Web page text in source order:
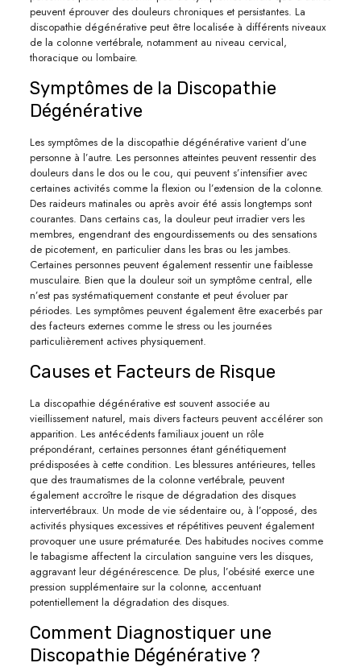
peuvent éprouver des douleurs chroniques et persistantes. La
discopathie dégénérative peut être localisée à différents niveaux
de la colonne vertébrale, notamment au niveau cervical,
thoracique ou lombaire.
Symptômes de la Discopathie
Dégénérative
Les symptômes de la discopathie dégénérative varient d’une
personne à l’autre. Les personnes atteintes peuvent ressentir des
douleurs dans le dos ou le cou, qui peuvent s’intensifier avec
certaines activités comme la flexion ou l’extension de la colonne.
Des raideurs matinales ou après avoir été assis longtemps sont
courantes. Dans certains cas, la douleur peut irradier vers les
membres, engendrant des engourdissements ou des sensations
de picotement, en particulier dans les bras ou les jambes.
Certaines personnes peuvent également ressentir une faiblesse
musculaire. Bien que la douleur soit un symptôme central, elle
n’est pas systématiquement constante et peut évoluer par
périodes. Les symptômes peuvent également être exacerbés par
des facteurs externes comme le stress ou les journées
particulièrement actives physiquement.
Causes et Facteurs de Risque
La discopathie dégénérative est souvent associée au
vieillissement naturel, mais divers facteurs peuvent accélérer son
apparition. Les antécédents familiaux jouent un rôle
prépondérant, certaines personnes étant génétiquement
prédisposées à cette condition. Les blessures antérieures, telles
que des traumatismes de la colonne vertébrale, peuvent
également accroître le risque de dégradation des disques
intervertébraux. Un mode de vie sédentaire ou, à l’opposé, des
activités physiques excessives et répétitives peuvent également
provoquer une usure prématurée. Des habitudes nocives comme
le tabagisme affectent la circulation sanguine vers les disques,
aggravant leur dégénérescence. De plus, l’obésité exerce une
pression supplémentaire sur la colonne, accentuant
potentiellement la dégradation des disques.
Comment Diagnostiquer une
Discopathie Dégénérative ?